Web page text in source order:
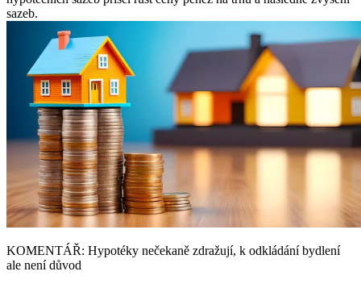
sazeb.
KOMENTÁŘ: Hypotéky nečekaně zdražují, k odkládání bydlení
ale není důvod